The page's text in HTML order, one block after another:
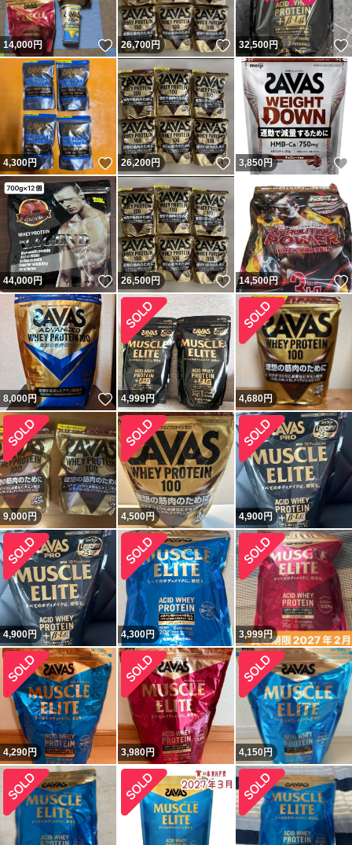
14,000円 いいね！
26,700円 いいね！
32,500円
4,300円 いいね！
26,200円 いいね！
3,850円
44,000円 いいね！
26,500円 いいね！
14,500円
8,000円 いいね！
4,999円 4,680円
9,000円 4,500円 4,900円
4,900円 4,300円 3,999円
4,290円 3,980円 4,150円